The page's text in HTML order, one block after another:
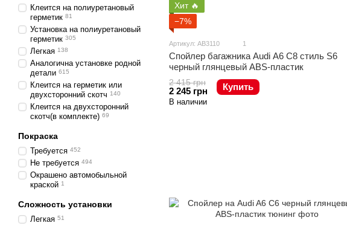
Хит 🔥
−7%
Артикул: AB3110 1
Спойлер багажника Audi A6 C8 стиль S6
черный глянцевый ABS-пластик
2 415 грн
2 245 грн Купить
В наличии
Клеится на полиуретановый
герметик 81
Установка на полиуретановый
герметик 305
Легкая 138
Аналогична установке родной
детали 615
Клеится на герметик или
двухсторонний скотч 140
Клеится на двухсторонний
скотч(в комплекте) 69
Покраска
Требуется 452
Не требуется 494
Окрашено автомобыльной
краской 1
Сложность установки
Легкая 51